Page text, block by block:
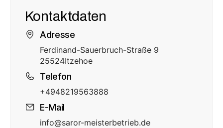
Kontaktdaten
Adresse
Ferdinand-Sauerbruch-Straße 9
25524Itzehoe
Telefon
+4948219563888
E-Mail
info@saror-meisterbetrieb.de